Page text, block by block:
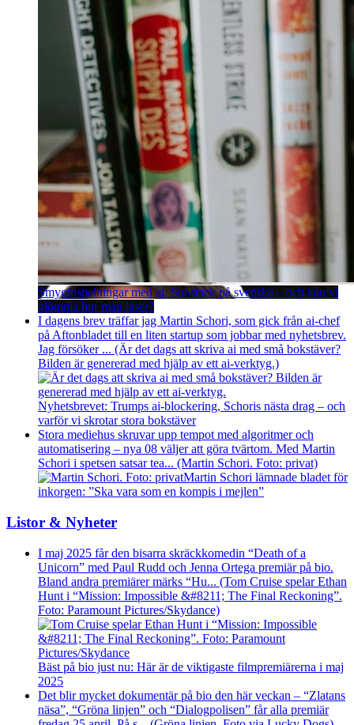
Smyginspelningar med ai, Substack på svenska – och kan vi
glömma hur man läser?
I dagens brev träffar jag Martin Schori, som gick från ai-chef
på Aftonbladet till en liten startup som jobbar med nyhetsbrev.
Jag försöker ... (Är det dags att skriva ai med små bokstäver?
Bilden är genererad med hjälp av ett ai-verktyg.)
Nyhetsbrevet: Trumps ai-blockering, Schoris nästa drag – och
varför vi skrotar stora bokstäver
Stora mediehus skruvar upp tempot med algoritmer och
automatisering – nya 08 väljer att göra tvärtom. Med Martin
Schori i spetsen satsar tea... (Martin Schori. Foto: privat)
Martin Schori lämnade bladet för
inkorgen: ”Ska vara som en kompis i mejlen”
Listor & Nyheter
I maj 2025 får den bisarra skräckkomedin “Death of a
Unicorn” med Paul Rudd och Jenna Ortega premiär på bio.
Bland andra premiärer märks “Hu... (Tom Cruise spelar Ethan
Hunt i “Mission: Impossible &#8211; The Final Reckoning”.
Foto: Paramount Pictures/Skydance)
Bäst på bio just nu: Här är de viktigaste filmpremiärerna i maj
2025
Det blir mycket dokumentär på bio den här veckan – “Zlatans
näsa”, “Gröna linjen” och “Dialogpolisen” får alla premiär